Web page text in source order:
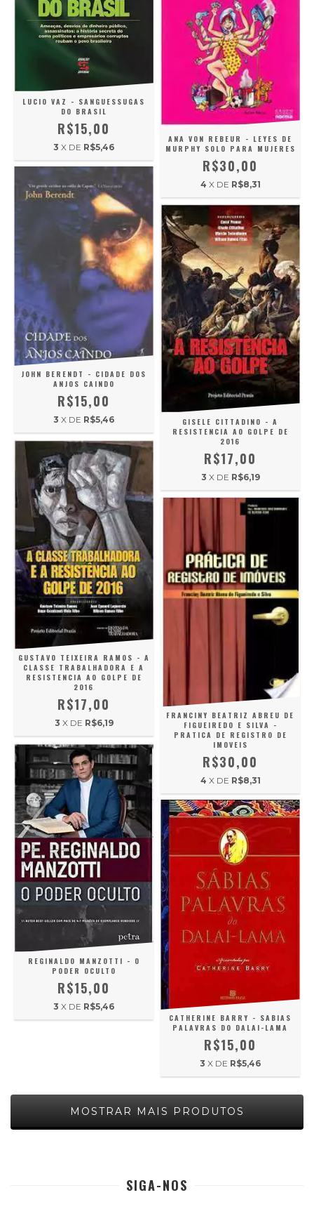
LUCIO VAZ - SANGUESSUGAS
DO BRASIL
R$15,00
3 X DE R$5,46
ANA VON REBEUR - LEYES DE
MURPHY SOLO PARA MUJERES
R$30,00
4 X DE R$8,31
JOHN BERENDT - CIDADE DOS
ANJOS CAINDO
R$15,00
3 X DE R$5,46
GISELE CITTADINO - A
RESISTENCIA AO GOLPE DE
2016
R$17,00
3 X DE R$6,19
GUSTAVO TEIXEIRA RAMOS - A
CLASSE TRABALHADORA E A
RESISTENCIA AO GOLPE DE
2016
R$17,00
3 X DE R$6,19
FRANCINY BEATRIZ ABREU DE
FIGUEIREDO E SILVA -
PRATICA DE REGISTRO DE
IMOVEIS
R$30,00
4 X DE R$8,31
REGINALDO MANZOTTI - O
PODER OCULTO
R$15,00
3 X DE R$5,46
CATHERINE BARRY - SABIAS
PALAVRAS DO DALAI-LAMA
R$15,00
3 X DE R$5,46
MOSTRAR MAIS PRODUTOS
SIGA-NOS